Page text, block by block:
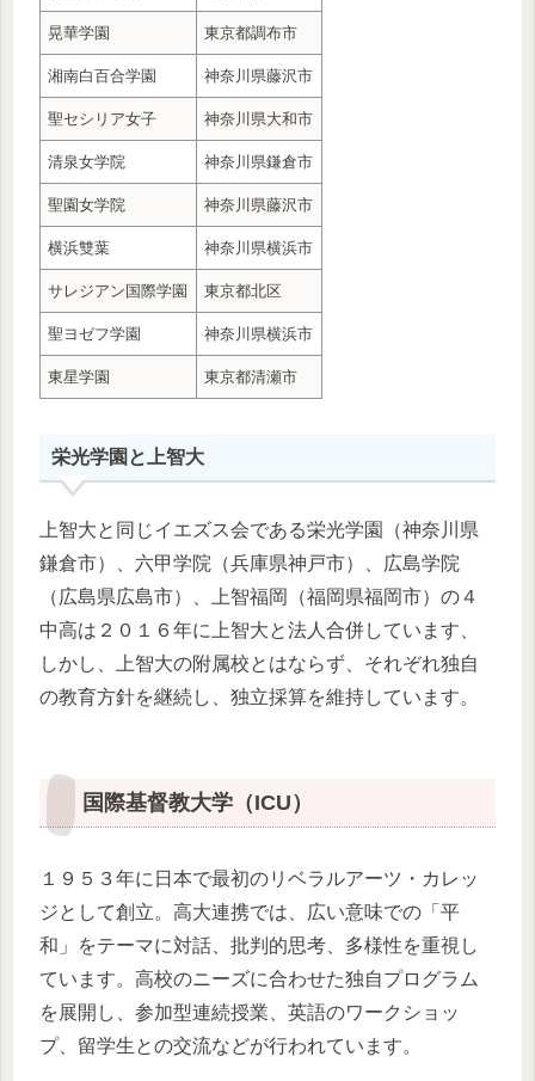
晃華学園 東京都調布市
湘南白百合学園 神奈川県藤沢市
聖セシリア女子 神奈川県大和市
清泉女学院 神奈川県鎌倉市
聖園女学院 神奈川県藤沢市
横浜雙葉 神奈川県横浜市
サレジアン国際学園 東京都北区
聖ヨゼフ学園 神奈川県横浜市
東星学園 東京都清瀬市
栄光学園と上智大
上智大と同じイエズス会である栄光学園（神奈川県
鎌倉市）、六甲学院（兵庫県神戸市）、広島学院
（広島県広島市）、上智福岡（福岡県福岡市）の４
中高は２０１６年に上智大と法人合併しています、
しかし、上智大の附属校とはならず、それぞれ独自
の教育方針を継続し、独立採算を維持しています。
国際基督教大学（ICU）
１９５３年に日本で最初のリベラルアーツ・カレッ
ジとして創立。高大連携では、広い意味での「平
和」をテーマに対話、批判的思考、多様性を重視し
ています。高校のニーズに合わせた独自プログラム
を展開し、参加型連続授業、英語のワークショッ
プ、留学生との交流などが行われています。